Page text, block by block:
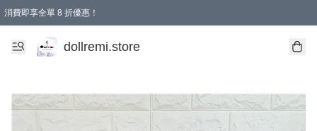
消費即享全單 8 折優惠！
購物滿 HKD 1500.00即享免運費優惠！（適用於 本地送貨、本地取貨、國際送貨 )
dollremi.store